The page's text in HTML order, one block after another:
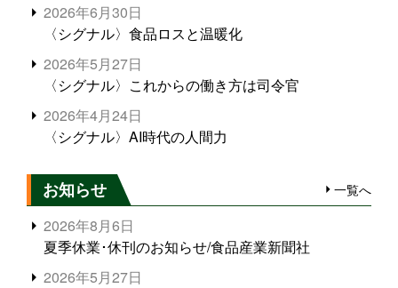
2026年6月30日
〈シグナル〉食品ロスと温暖化
2026年5月27日
〈シグナル〉これからの働き方は司令官
2026年4月24日
〈シグナル〉AI時代の人間力
お知らせ 一覧へ
2026年8月6日
夏季休業･休刊のお知らせ/食品産業新聞社
2026年5月27日